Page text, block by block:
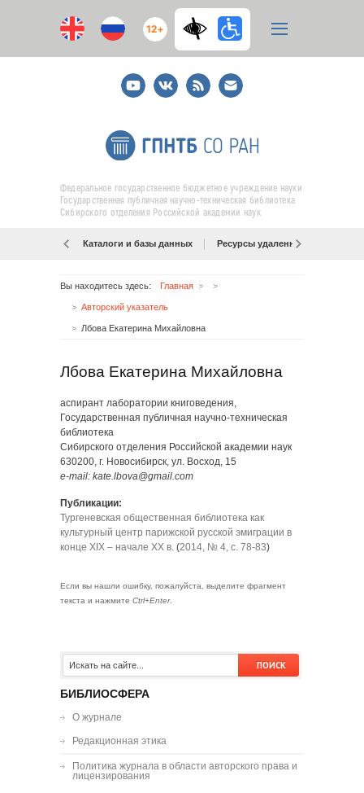
12+
YoutubeВКонтакте
RSS
E-
mail
подписка
Федеральное государственное бюджетное учреждение науки
Государственная публичная научно-техническая библиотека
Сибирского отделения Российской академии наук
Каталоги и базы данных Ресурсы удаленного доступа
Вы находитесь здесь: Главная
Авторский указатель
Лбова Екатерина Михайловна
Лбова Екатерина Михайловна
аспирант лаборатории книговедения,
Государственная публичная научно-техническая
библиотека
Сибирского отделения Российской академии наук
630200, г. Новосибирск, ул. Восход, 15
e-mail: kate.lbova@gmail.com
Публикации:
Тургеневская общественная библиотека как
культурный центр парижской русской эмиграции в
конце XIX – начале XX в. (2014, № 4, с. 78-83)
Если вы нашли ошибку, пожалуйста, выделите фрагмент
текста и нажмите Ctrl+Enter.
БИБЛИОСФЕРА
О журнале
Редакционная этика
Политика журнала в области авторского права и
лицензирования